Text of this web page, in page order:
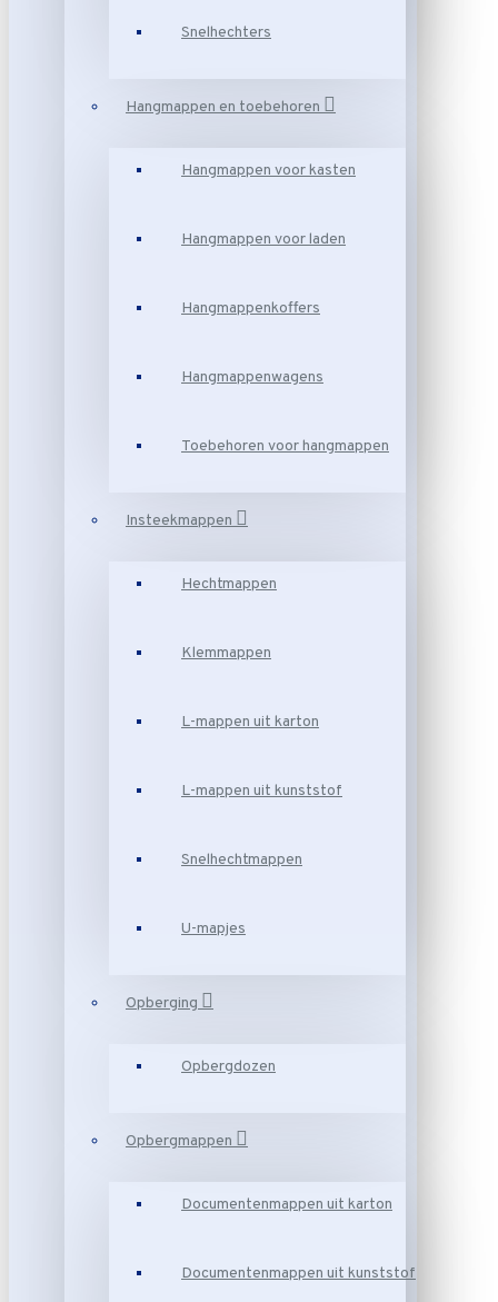
Snelhechters
Hangmappen en toebehoren
Hangmappen voor kasten
Hangmappen voor laden
Hangmappenkoffers
Hangmappenwagens
Toebehoren voor hangmappen
Insteekmappen
Hechtmappen
Klemmappen
L-mappen uit karton
L-mappen uit kunststof
Snelhechtmappen
U-mapjes
Opberging
Opbergdozen
Opbergmappen
Documentenmappen uit karton
Documentenmappen uit kunststof